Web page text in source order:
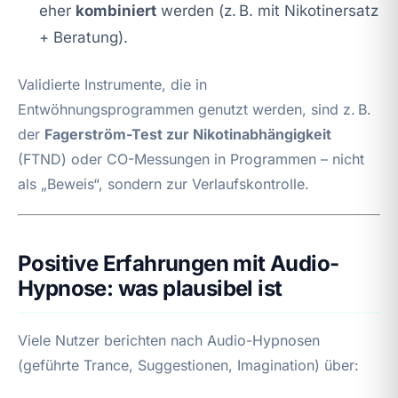
eher kombiniert werden (z. B. mit Nikotinersatz
+ Beratung).
Validierte Instrumente, die in
Entwöhnungsprogrammen genutzt werden, sind z. B.
der Fagerström-Test zur Nikotinabhängigkeit
(FTND) oder CO-Messungen in Programmen – nicht
als „Beweis“, sondern zur Verlaufskontrolle.
Positive Erfahrungen mit Audio-
Hypnose: was plausibel ist
Viele Nutzer berichten nach Audio-Hypnosen
(geführte Trance, Suggestionen, Imagination) über: